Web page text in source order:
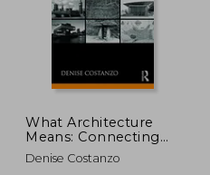
What Architecture
Means: Connecting
Ideas and Design (en
Inglés)
Denise Costanzo